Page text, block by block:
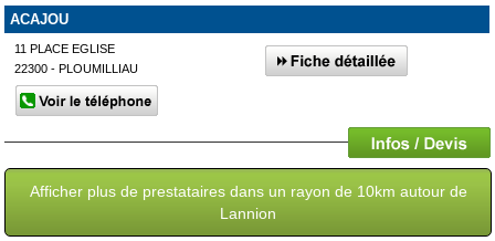
ACAJOU
11 PLACE EGLISE
22300 - PLOUMILLIAU
Afficher plus de prestataires dans un rayon de 10km autour de
Lannion